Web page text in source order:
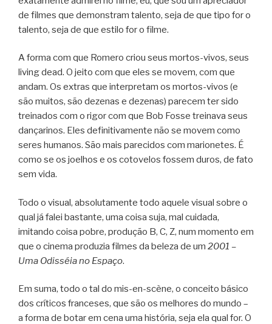
de filmes que demonstram talento, seja de que tipo for o
talento, seja de que estilo for o filme.
A forma com que Romero criou seus mortos-vivos, seus
living dead. O jeito com que eles se movem, com que
andam. Os extras que interpretam os mortos-vivos (e
são muitos, são dezenas e dezenas) parecem ter sido
treinados com o rigor com que Bob Fosse treinava seus
dançarinos. Eles definitivamente não se movem como
seres humanos. São mais parecidos com marionetes. É
como se os joelhos e os cotovelos fossem duros, de fato
sem vida.
Todo o visual, absolutamente todo aquele visual sobre o
qual já falei bastante, uma coisa suja, mal cuidada,
imitando coisa pobre, produção B, C, Z, num momento em
que o cinema produzia filmes da beleza de um 2001 –
Uma Odisséia no Espaço.
Em suma, todo o tal do mis-en-scène, o conceito básico
dos críticos franceses, que são os melhores do mundo –
a forma de botar em cena uma história, seja ela qual for. O